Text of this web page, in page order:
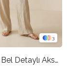
3
Bej Cep Ve Bel Detaylı Aksesuar Detaylı Rahat Kesim Pantolon